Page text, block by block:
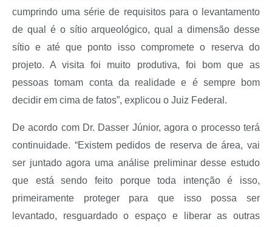
cumprindo uma série de requisitos para o levantamento
de qual é o sítio arqueológico, qual a dimensão desse
sítio e até que ponto isso compromete o reserva do
projeto. A visita foi muito produtiva, foi bom que as
pessoas tomam conta da realidade e é sempre bom
decidir em cima de fatos”, explicou o Juiz Federal.
De acordo com Dr. Dasser Júnior, agora o processo terá
continuidade. “Existem pedidos de reserva de área, vai
ser juntado agora uma análise preliminar desse estudo
que está sendo feito porque toda intenção é isso,
primeiramente proteger para que isso possa ser
levantado, resguardado o espaço e liberar as outras